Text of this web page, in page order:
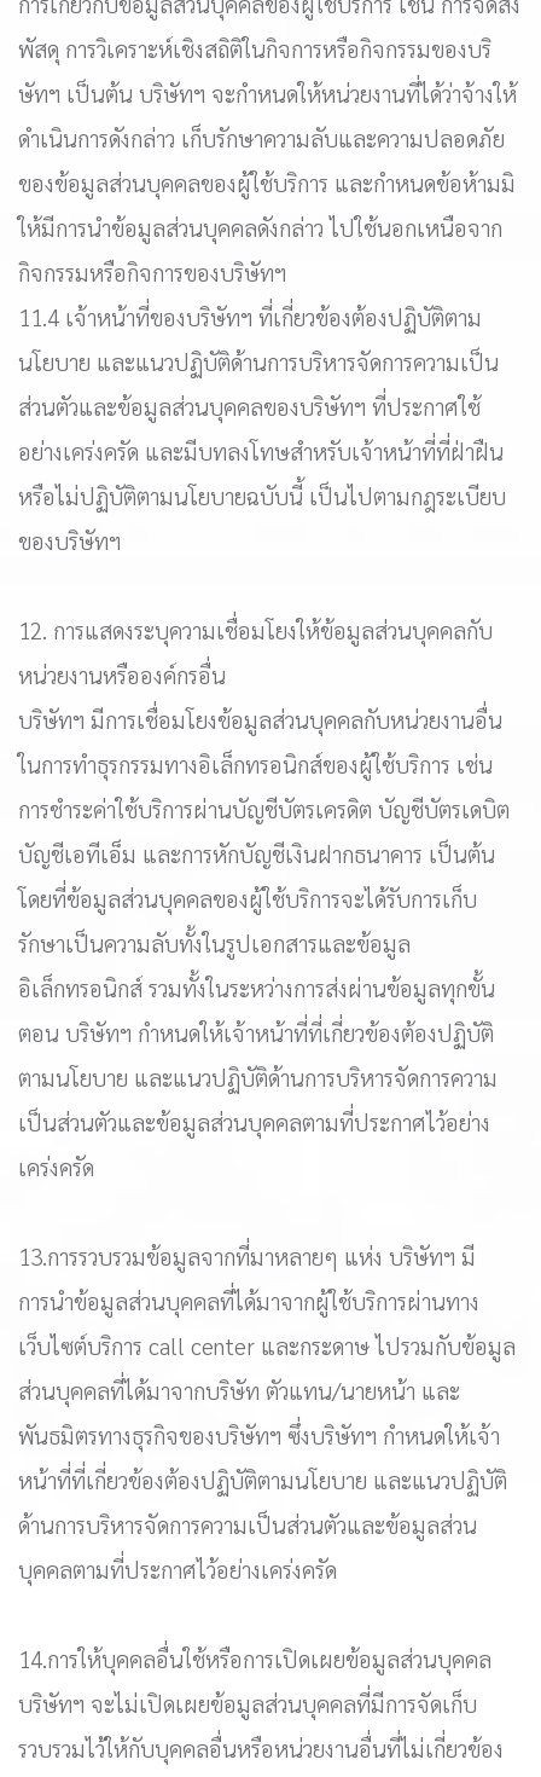
พัสดุ การวิเคราะห์เชิงสถิติในกิจการหรือกิจกรรมของบริ
ษัทฯ เป็นต้น บริษัทฯ จะกำหนดให้หน่วยงานที่ได้ว่าจ้างให้
ดำเนินการดังกล่าว เก็บรักษาความลับและความปลอดภัย
ของข้อมูลส่วนบุคคลของผู้ใช้บริการ และกำหนดข้อห้ามมิ
ให้มีการนำข้อมูลส่วนบุคคลดังกล่าว ไปใช้นอกเหนือจาก
กิจกรรมหรือกิจการของบริษัทฯ
11.4 เจ้าหน้าที่ของบริษัทฯ ที่เกี่ยวข้องต้องปฏิบัติตาม
นโยบาย และแนวปฏิบัติด้านการบริหารจัดการความเป็น
ส่วนตัวและข้อมูลส่วนบุคคลของบริษัทฯ ที่ประกาศใช้
อย่างเคร่งครัด และมีบทลงโทษสำหรับเจ้าหน้าที่ที่ฝ่าฝืน
หรือไม่ปฏิบัติตามนโยบายฉบับนี้ เป็นไปตามกฎระเบียบ
ของบริษัทฯ
12. การแสดงระบุความเชื่อมโยงให้ข้อมูลส่วนบุคคลกับ
หน่วยงานหรือองค์กรอื่น
บริษัทฯ มีการเชื่อมโยงข้อมูลส่วนบุคคลกับหน่วยงานอื่น
ในการทำธุรกรรมทางอิเล็กทรอนิกส์ของผู้ใช้บริการ เช่น
การชำระค่าใช้บริการผ่านบัญชีบัตรเครดิต บัญชีบัตรเดบิต
บัญชีเอทีเอ็ม และการหักบัญชีเงินฝากธนาคาร เป็นต้น
โดยที่ข้อมูลส่วนบุคคลของผู้ใช้บริการจะได้รับการเก็บ
รักษาเป็นความลับทั้งในรูปเอกสารและข้อมูล
อิเล็กทรอนิกส์ รวมทั้งในระหว่างการส่งผ่านข้อมูลทุกขั้น
ตอน บริษัทฯ กำหนดให้เจ้าหน้าที่ที่เกี่ยวข้องต้องปฏิบัติ
ตามนโยบาย และแนวปฏิบัติด้านการบริหารจัดการความ
เป็นส่วนตัวและข้อมูลส่วนบุคคลตามที่ประกาศไว้อย่าง
เคร่งครัด
13.การรวบรวมข้อมูลจากที่มาหลายๆ แห่ง บริษัทฯ มี
การนำข้อมูลส่วนบุคคลที่ได้มาจากผู้ใช้บริการผ่านทาง
เว็บไซต์บริการ call center และกระดาษ ไปรวมกับข้อมูล
ส่วนบุคคลที่ได้มาจากบริษัท ตัวแทน/นายหน้า และ
พันธมิตรทางธุรกิจของบริษัทฯ ซึ่งบริษัทฯ กำหนดให้เจ้า
หน้าที่ที่เกี่ยวข้องต้องปฏิบัติตามนโยบาย และแนวปฏิบัติ
ด้านการบริหารจัดการความเป็นส่วนตัวและข้อมูลส่วน
บุคคลตามที่ประกาศไว้อย่างเคร่งครัด
14.การให้บุคคลอื่นใช้หรือการเปิดเผยข้อมูลส่วนบุคคล
บริษัทฯ จะไม่เปิดเผยข้อมูลส่วนบุคคลที่มีการจัดเก็บ
รวบรวมไว้ให้กับบุคคลอื่นหรือหน่วยงานอื่นที่ไม่เกี่ยวข้อง